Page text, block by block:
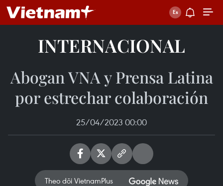
INTERNACIONAL
Abogan VNA y Prensa Latina
por estrechar colaboración
25/04/2023 00:00
Theo dõi VietnamPlus